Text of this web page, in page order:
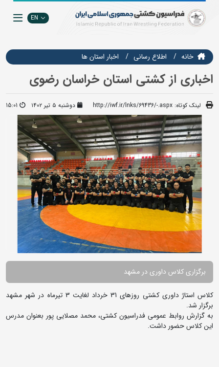
EN
خانه اطلاع رسانی اخبار استان ها
اخباری از کشتی استان خراسان رضوی
لینک کوتاه: http://iwf.ir/lnks/69436/-.aspx دوشنبه ۵ تیر ۱۴۰۲ 15:01
برگزاری کلاس داوری در مشهد
کلاس استاژ داوری کشتی روزهای 31 خرداد لغایت 3 تیرماه در شهر مشهد
برگزار شد.
به گزارش روابط عمومی فدراسیون کشتی، محمد مصلایی پور بعنوان مدرس
این کلاس حضور داشت.